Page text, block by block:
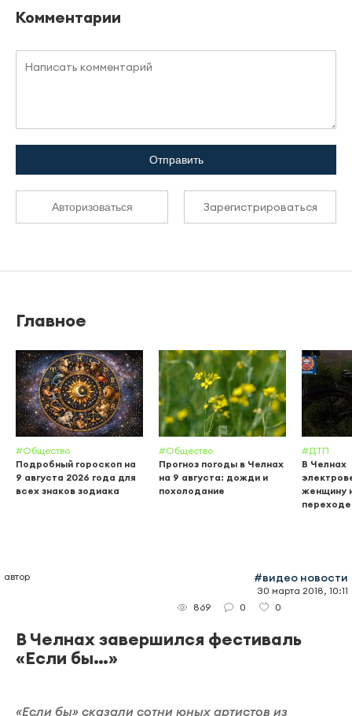
Комментарии
Отправить
Авторизоваться Зарегистрироваться
Главное
#Общество
Подробный гороскоп на
9 августа 2026 года для
всех знаков зодиака
#Общество
Прогноз погоды в Челнах
на 9 августа: дожди и
похолодание
#ДТП
В Челнах
женщину
переходе
автор #видео новости
30 марта 2018, 10:11
869
0 0
В Челнах завершился фестиваль
«Если бы…»
«Если бы» сказали сотни юных артистов из